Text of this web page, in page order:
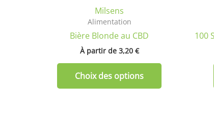
Milsens
Alimentation
Bière Blonde au CBD
À partir de 3,20 €
Choix des options
100